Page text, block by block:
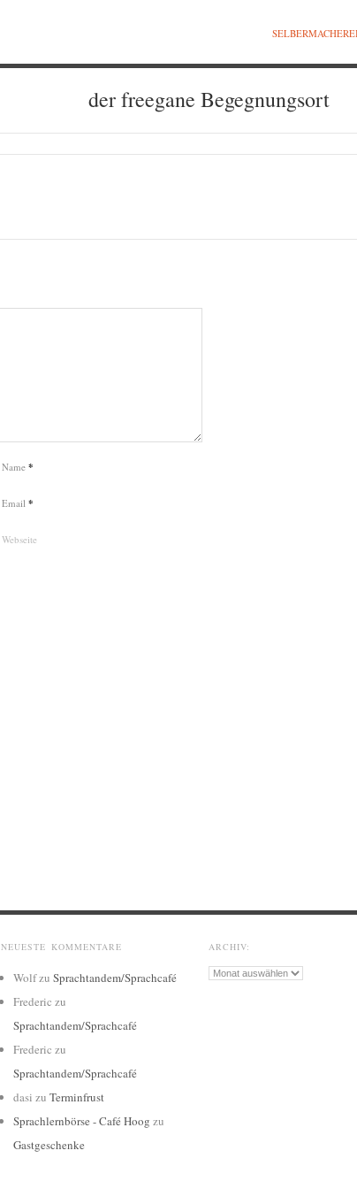
der freegane Begegnungsort
Name *
Email *
Webseite
NEUESTE KOMMENTARE
Wolfzu Sprachtandem/Sprachcafé
Frederic zu
Sprachtandem/Sprachcafé
Frederic zu
Sprachtandem/Sprachcafé
dasi zu Terminfrust
Sprachlernbörse - Café Hoog zu
Gastgeschenke
ARCHIV:
Archiv: